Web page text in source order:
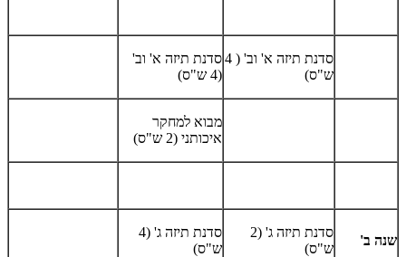
סדנת תיזה א' וב' ( 4
ש"ס)
סדנת תיזה א' וב'
(4 ש"ס)
מבוא למחקר
איכותני (2 ש"ס)
שנה ב'
סדנת תיזה ג' (2
ש"ס)
סדנת תיזה ג' (4
ש"ס)